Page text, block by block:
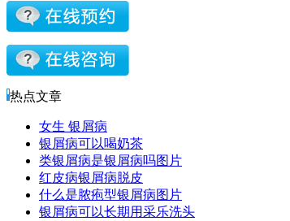
热点文章
女生 银屑病
银屑病可以喝奶茶
类银屑病是银屑病吗图片
红皮病银屑病脱皮
什么是脓疱型银屑病图片
银屑病可以长期用采乐洗头